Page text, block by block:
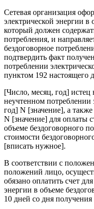
Сетевая организация
электрической энергии в
который должен
потребления, и
бездоговорное
подтвердить факт
потреблении
пунктом 192 настоящего
[Число, месяц, год] истец
неучтенном потреблении
год] N [значение], а
N [значение] для оплаты
объеме бездоговорного
стоимости
[вписать нужное].
В соответствии с
положений лицо,
обязано оплатить счет
энергии в объеме
10 дней со дня получения